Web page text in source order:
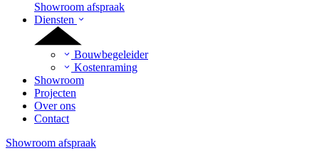
Showroom afspraak
Diensten
Bouwbegeleider
Kostenraming
Showroom
Projecten
Over ons
Contact
Showroom afspraak